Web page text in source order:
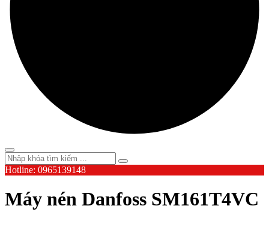
Hotline: 0965139148
Máy nén Danfoss SM161T4VC